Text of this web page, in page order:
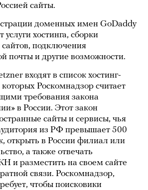
сайты.
доменных имен GoDaddy
услуги хостинга, сборки
подключения
почты и другие возможности.
входят в список хостинг-
Роскомнадзор считает
требования закона
в России. Этот закон
сайты и сервисы, чья
из РФ превышает 500
открыть в России филиал или
а также отвечать
и разместить на своем сайте
связи. Роскомнадзор,
чтобы поисковики